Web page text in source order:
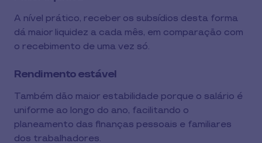
A nível prático, receber os subsídios desta forma
dá maior liquidez a cada mês, em comparação com
o recebimento de uma vez só.
Rendimento estável
Também dão maior estabilidade porque o salário é
uniforme ao longo do ano, facilitando o
planeamento das finanças pessoais e familiares
dos trabalhadores.